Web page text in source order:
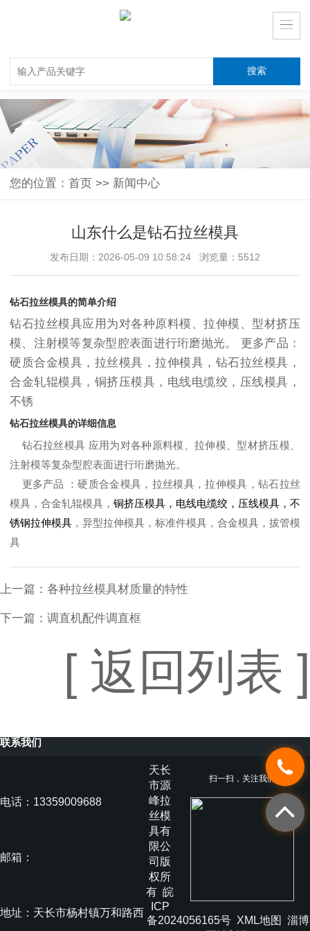
您的位置： 首页 >> 新闻中心
山东什么是钻石拉丝模具
发布日期：2026-05-09 10:58:24 浏览量：5512
钻石拉丝模具的简单介绍
钻石拉丝模具应用为对各种原料模、拉伸模、型材挤压
模、注射模等复杂型腔表面进行珩磨抛光。 更多产品：
硬质合金模具，拉丝模具，拉伸模具，钻石拉丝模具，
合金轧辊模具，铜挤压模具，电线电缆绞，压线模具，
不锈
钻石拉丝模具的详细信息
钻石拉丝模具 应用为对各种原料模、拉伸模、型材挤压模、
注射模等复杂型腔表面进行珩磨抛光。
更多产品 ：硬质合金模具，拉丝模具，拉伸模具，钻石拉丝
模具，合金轧辊模具， 铜挤压模具，电线电缆绞，压线模具，不
锈钢拉伸模具 ，异型拉伸模具，标准件模具，合金模具，拔管模
具
上一篇： 各种拉丝模具材质量的特性
下一篇： 调直机配件调直框
[ 返回列表 ]
联系我们
电话：13359009688
邮箱：
地址：天长市杨村镇万和路西
扫一扫，关注我们
天长
市源
峰拉
丝模
具有
限公
司版
权所
有 皖
ICP
备2024056165号 XML地图 淄博